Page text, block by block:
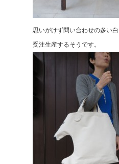
思いがけず問い合わせの多い
受注生産するそうです。